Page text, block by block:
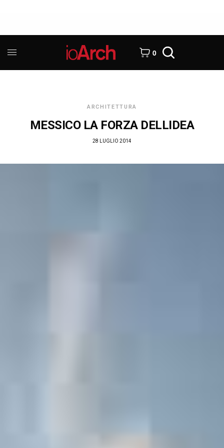
0
ARCHITETTURA
MESSICO LA FORZA DELLIDEA
28 LUGLIO 2014